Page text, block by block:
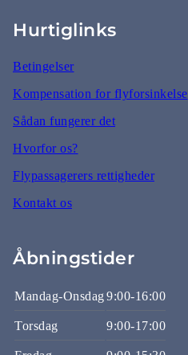
Hurtiglinks
Betingelser
Kompensation for flyforsinkelse
Sådan fungerer det
Hvorfor os?
Flypassagerers rettigheder
Kontakt os
Åbningstider
Mandag-Onsdag9:00-16:00
Torsdag 9:00-17:00